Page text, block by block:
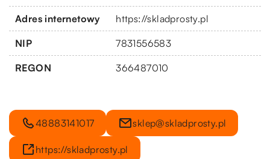
Adres internetowy https://skladprosty.pl
NIP 7831556583
REGON 366487010
48883141017 sklep@skladprosty.pl
https://skladprosty.pl